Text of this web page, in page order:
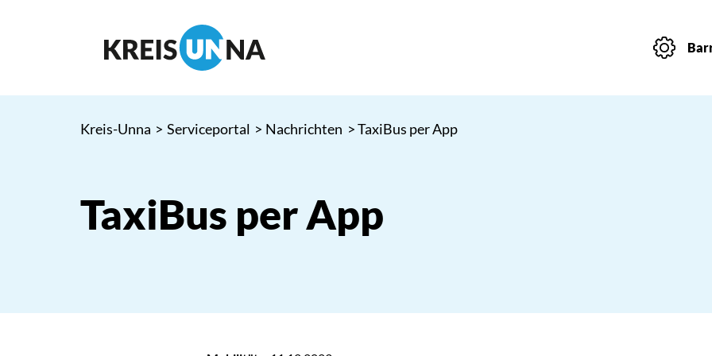
Kreis-Unna > Serviceportal > Nachrichten > TaxiBus per App
TaxiBus per App